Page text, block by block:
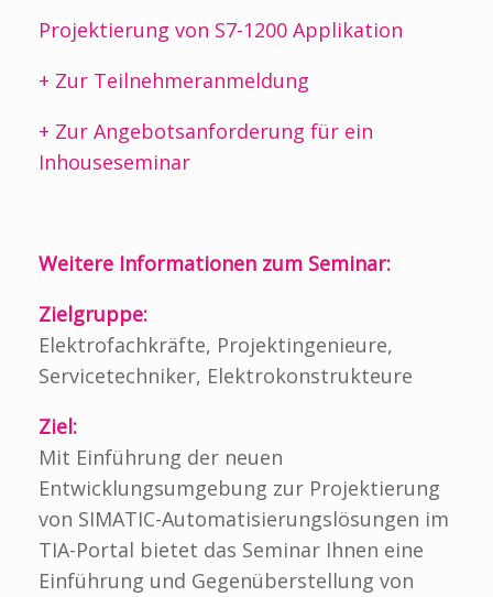
Projektierung von S7-1200 Applikation
+ Zur Teilnehmeranmeldung
+ Zur Angebotsanforderung für ein
Inhouseseminar
Weitere Informationen zum Seminar:
Zielgruppe:
Elektrofachkräfte, Projektingenieure,
Servicetechniker, Elektrokonstrukteure
Ziel:
Mit Einführung der neuen
Entwicklungsumgebung zur Projektierung
von SIMATIC-Automatisierungslösungen im
TIA-Portal bietet das Seminar Ihnen eine
Einführung und Gegenüberstellung von